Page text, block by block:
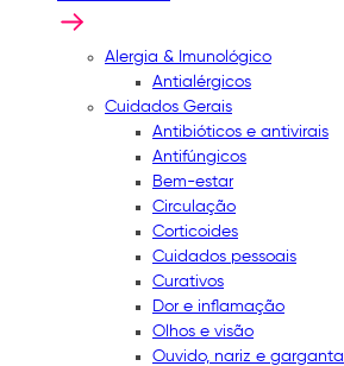
Alergia & Imunológico
Antialérgicos
Cuidados Gerais
Antibióticos e antivirais
Antifúngicos
Bem-estar
Circulação
Corticoides
Cuidados pessoais
Curativos
Dor e inflamação
Olhos e visão
Ouvido, nariz e garganta